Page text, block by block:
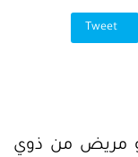
مريض من ذوي